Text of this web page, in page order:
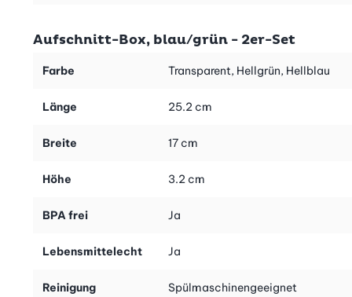
Dabei sorgen die verschiedenfarbigen Schalen nicht nur für
Lebensmittel zuweisen: zum Beispiel die pinkfarbene Schale für
usw. Das ist sinnvoll und erst noch hygienischer.
Platzsparend stapeln im Kühlschrank
Kühlschrank, weil sie stapelbar sind. Der transparente Deckel
die Aufschnitt-Boxen einfach auseinandernehmen und in der
Und noch etwas: Von diesen Stapelboxen können Sie nicht
Aufschnitt-Box, blau/grün - 2er-Set
Farbe Transparent, Hellgrün, Hellblau
Länge 25.2 cm
Breite 17 cm
Höhe 3.2 cm
BPA frei Ja
Lebensmittelecht Ja
Reinigung Spülmaschinengeeignet